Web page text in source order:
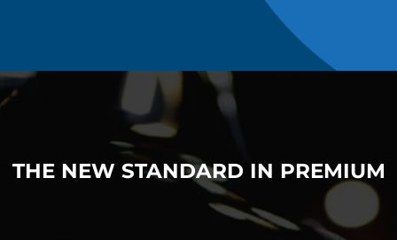
THE NEW STANDARD IN PREMIUM